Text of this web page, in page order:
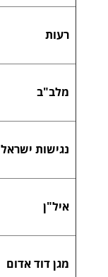
רעות
מלב"ב
נגישות ישראל
איל"ן
מגן דוד אדום